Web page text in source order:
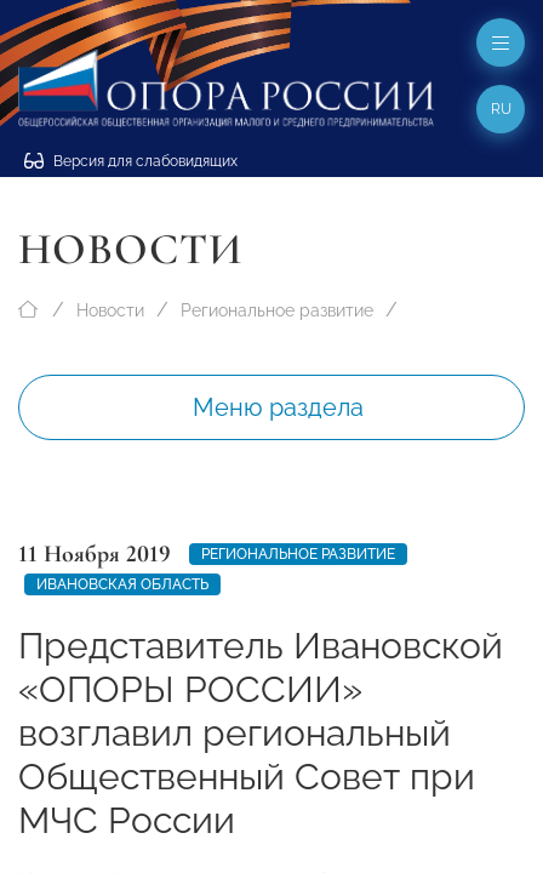
Версия для слабовидящих
RU
НОВОСТИ
Новости Региональное развитие
Меню раздела
11 Ноября 2019
РЕГИОНАЛЬНОЕ РАЗВИТИЕ
ИВАНОВСКАЯ ОБЛАСТЬ
Представитель Ивановской
«ОПОРЫ РОССИИ»
возглавил региональный
Общественный Совет при
МЧС России